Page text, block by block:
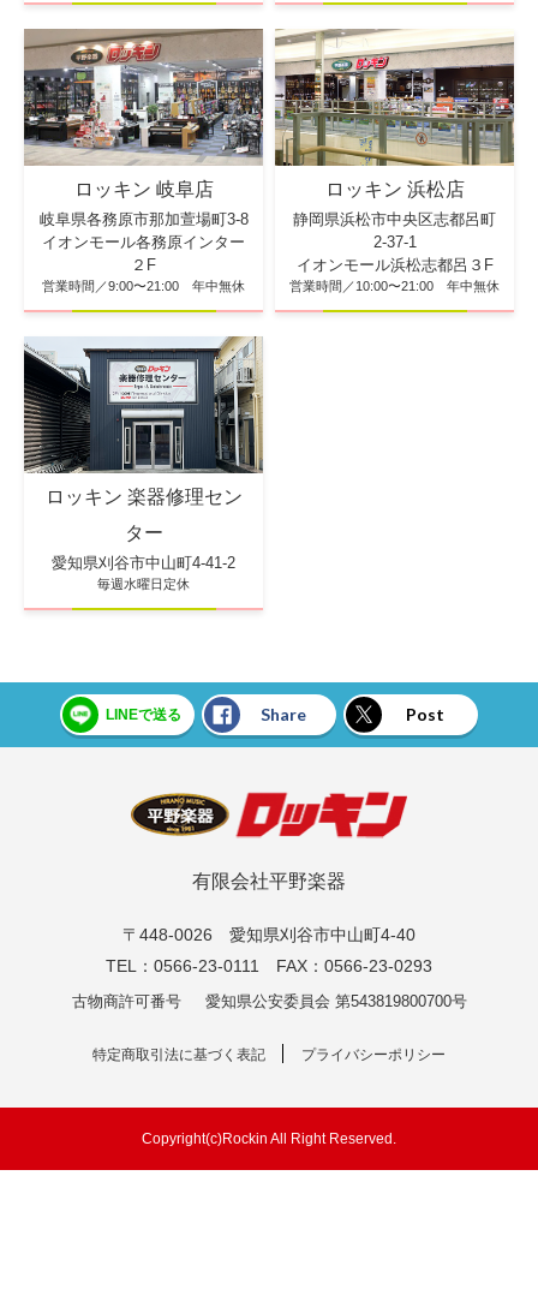
ロッキン 岐阜店
岐阜県各務原市那加萱場町3-8
イオンモール各務原インター
２F
営業時間／9:00〜21:00 年中無休
ロッキン 浜松店
静岡県浜松市中央区志都呂町
2-37-1
イオンモール浜松志都呂３F
営業時間／10:00〜21:00 年中無休
ロッキン 楽器修理セン
ター
愛知県刈谷市中山町4-41-2
毎週水曜日定休
LINEで送る Share Post
有限会社平野楽器
〒448-0026 愛知県刈谷市中山町4-40
TEL：0566-23-0111 FAX：0566-23-0293
古物商許可番号 愛知県公安委員会 第543819800700号
特定商取引法に基づく表記 プライバシーポリシー
Copyright(c)Rockin All Right Reserved.